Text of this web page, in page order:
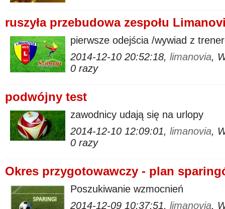
ruszyła przebudowa zespołu
pierwsze odejścia /wywiad z
2014-12-10 20:52:18, limanovia,
0 razy
podwójny test
zawodnicy udają się na urlopy
2014-12-10 12:09:01, limanovia,
0 razy
Okres przygotowawczy - plan
Poszukiwanie wzmocnień
2014-12-09 10:37:51, limanovia,